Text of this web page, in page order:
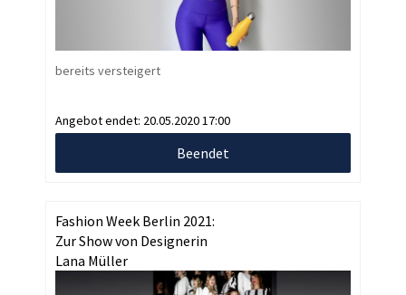
bereits versteigert
Angebot endet: 20.05.2020 17:00
Beendet
Fashion Week Berlin 2021:
Zur Show von Designerin
Lana Müller